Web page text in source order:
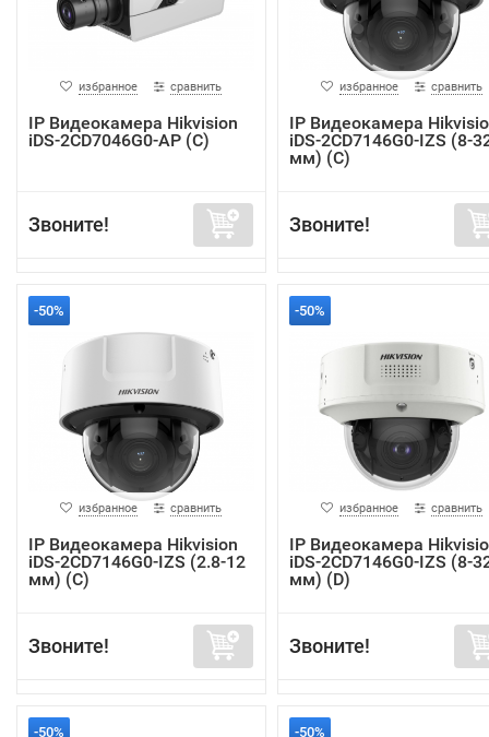
избранное сравнить
IP Видеокамера Hikvision
iDS-2CD7046G0-AP (C)
Звоните!
избранное сравнить
IP Видеокамера
iDS-2CD7146G0-IZS (8-
мм) (C)
Звоните!
-50%
избранное сравнить
IP Видеокамера Hikvision
iDS-2CD7146G0-IZS (2.8-12
мм) (C)
Звоните!
-50%
избранное сравнить
IP Видеокамера
iDS-2CD7146G0-IZS (8-
мм) (D)
Звоните!
-50% -50%